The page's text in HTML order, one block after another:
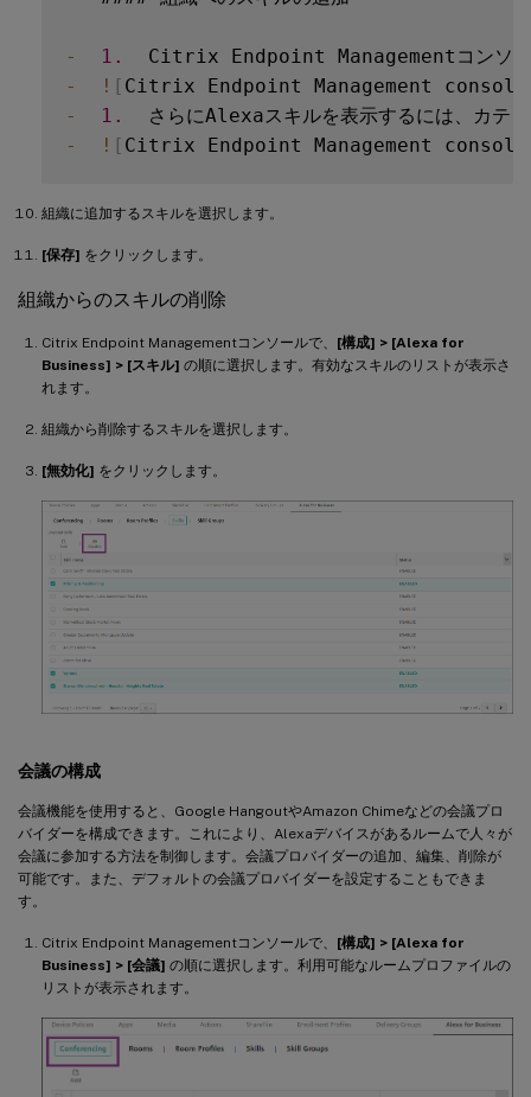
- 1.
Citrix Endpoint Managementコンソー
-
! [ Citrix Endpoint Management
-
1.
さらにAlexaスキルを表示するには、カテ
-
! [ Citrix Endpoint Management
組織に追加するスキルを選択します。
[保存] をクリックします。
組織からのスキルの削除
Citrix Endpoint Managementコンソールで、 [構成] > [Alexa for
Business] > [スキル] の順に選択します。有効なスキルのリストが表示さ
れます。
組織から削除するスキルを選択します。
[無効化] をクリックします。
会議の構成
会議機能を使用すると、Google HangoutやAmazon Chimeなどの会議プロ
バイダーを構成できます。これにより、Alexaデバイスがあるルームで人々が
会議に参加する方法を制御します。会議プロバイダーの追加、編集、削除が
可能です。また、デフォルトの会議プロバイダーを設定することもできま
す。
Citrix Endpoint Managementコンソールで、 [構成] > [Alexa for
Business] > [会議] の順に選択します。利用可能なルームプロファイルの
リストが表示されます。